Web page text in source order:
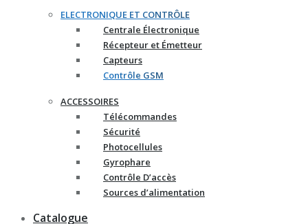
ELECTRONIQUE ET CONTRÔLE
Centrale Électronique
Récepteur et Émetteur
Capteurs
Contrôle GSM
ACCESSOIRES
Télécommandes
Sécurité
Photocellules
Gyrophare
Contrôle D’accès
Sources d’alimentation
Catalogue